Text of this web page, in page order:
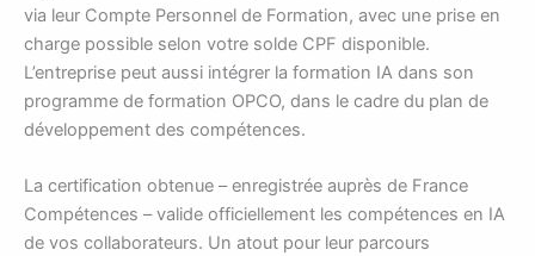
via leur Compte Personnel de Formation, avec une prise en
charge possible selon votre solde CPF disponible.
L’entreprise peut aussi intégrer la formation IA dans son
programme de formation OPCO, dans le cadre du plan de
développement des compétences.
La certification obtenue – enregistrée auprès de France
Compétences – valide officiellement les compétences en IA
de vos collaborateurs. Un atout pour leur parcours